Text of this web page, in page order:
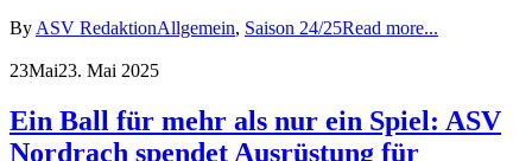
By ASV RedaktionAllgemein, Saison 24/25Read more...
23Mai23. Mai 2025
Ein Ball für mehr als nur ein Spiel: ASV
Nordrach spendet Ausrüstung für